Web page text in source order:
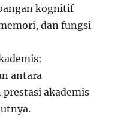
kognitif
dan fungsi
antara
akademis